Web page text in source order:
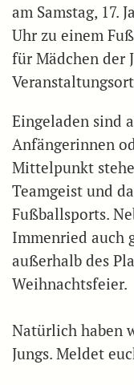
am Samstag, 17.
Uhr zu einem
für Mädchen der
Eingeladen sind
Anfängerinnen
Mittelpunkt
Teamgeist und
Fußballsports.
Immenried auch
außerhalb des
Weihnachtsfeier.
Natürlich haben
Jungs. Meldet